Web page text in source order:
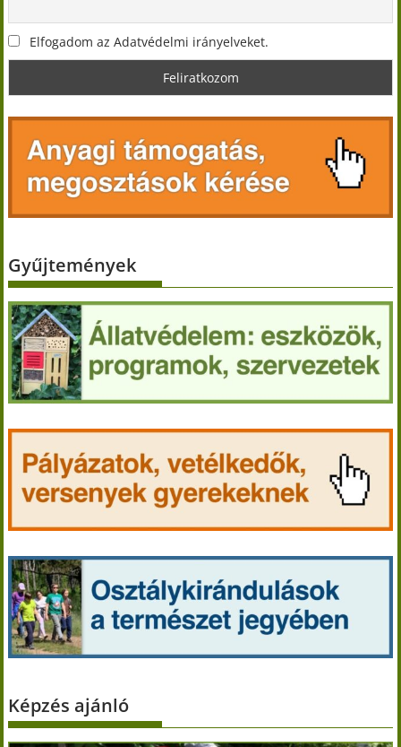
Elfogadom az Adatvédelmi irányelveket.
Gyűjtemények
Képzés ajánló